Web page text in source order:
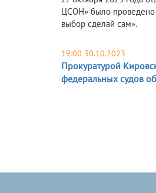
ЦСОН» было проведено
выбор сделай сам».
19:00 30.10.2023
Прокуратурой
федеральных судов